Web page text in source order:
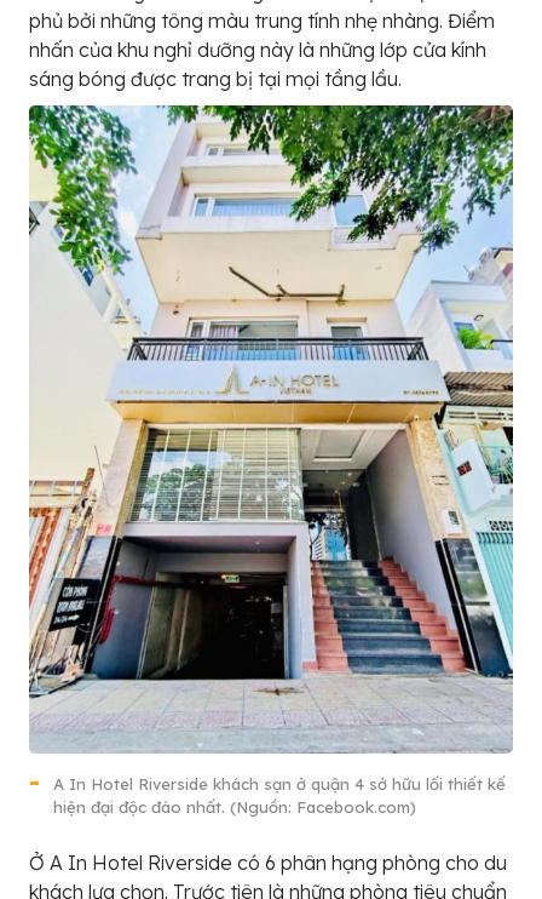
phủ bởi những tông màu trung tính nhẹ nhàng. Điểm
nhấn của khu nghỉ dưỡng này là những lớp cửa kính
sáng bóng được trang bị tại mọi tầng lầu.
A In Hotel Riverside khách sạn ở quận 4 sở hữu lối thiết kế
hiện đại độc đáo nhất. (Nguồn: Facebook.com)
Ở A In Hotel Riverside có 6 phân hạng phòng cho du
khách lựa chọn. Trước tiên là những phòng tiêu chuẩn